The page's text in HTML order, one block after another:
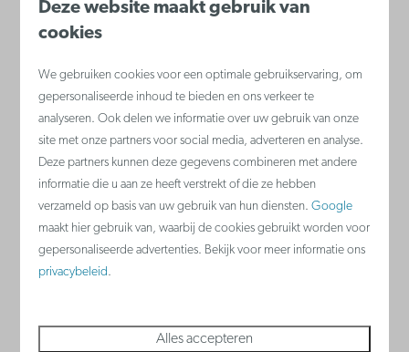
Bekijken
Nieuwpoort
België - Belgische kust
Deze website maakt gebruik van
cookies
We gebruiken cookies voor een optimale gebruikservaring, om
gepersonaliseerde inhoud te bieden en ons verkeer te
analyseren. Ook delen we informatie over uw gebruik van onze
site met onze partners voor social media, adverteren en analyse.
Deze partners kunnen deze gegevens combineren met andere
informatie die u aan ze heeft verstrekt of die ze hebben
verzameld op basis van uw gebruik van hun diensten.Google
maakt hier gebruik van, waarbij de cookies gebruikt worden voor
gepersonaliseerde advertenties. Bekijk voor meer informatie ons
privacybeleid.
Alles accepteren